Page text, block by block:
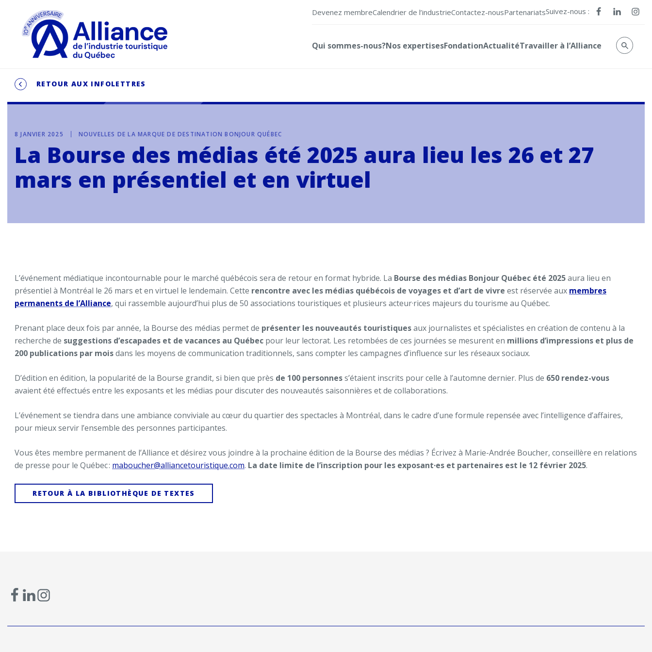
Devenez membreCalendrier de l’industrieContactez-nousPartenariatsSuivez-nous :
Qui sommes-nous?Nos expertisesFondationActualitéTravailler à l’Alliance
RETOUR AUX INFOLETTRES
8 JANVIER 2025 NOUVELLES DE LA MARQUE DE DESTINATION BONJOUR QUÉBEC
La Bourse des médias été 2025 aura lieu les 26 et 27
mars en présentiel et en virtuel
L’événement médiatique incontournable pour le marché québécois sera de retour en format hybride. La Bourse des médias Bonjour Québec été 2025aura lieu en
présentiel à Montréal le 26 mars et en virtuel le lendemain. Cette rencontre avec les médias québécois de voyages et d’art de vivre est réservée aux membres
permanents de l’Alliance, qui rassemble aujourd’hui plus de 50 associations touristiques et plusieurs acteur·rices majeurs du tourisme au Québec.
Prenant place deux fois par année, la Bourse des médias permet de présenter les nouveautés touristiquesaux journalistes et spécialistes en création de contenu à la
recherche de suggestions d’escapades et de vacances au Québec pour leur lectorat. Les retombées de ces journées se mesurent en millions d’impressions et plus de
200 publications par moisdans les moyens de communication traditionnels, sans compter les campagnes d’influence sur les réseaux sociaux.
D’édition en édition, la popularité de la Bourse grandit, si bien que près de 100 personness’étaient inscrits pour celle à l’automne dernier. Plus de 650 rendez-vous
avaient été effectués entre les exposants et les médias pour discuter des nouveautés saisonnières et de collaborations.
L’événement se tiendra dans une ambiance conviviale au cœur du quartier des spectacles à Montréal, dans le cadre d’une formule repensée avec l’intelligence d’affaires,
pour mieux servir l’ensemble des personnes participantes.
Vous êtes membre permanent de l’Alliance et désirez vous joindre à la prochaine édition de la Bourse des médias ? Écrivez à Marie-Andrée Boucher, conseillère en relations
de presse pour le Québec : maboucher@alliancetouristique.com. La date limite de l’inscription pour les exposant·es et partenaires est le 12 février 2025.
RETOUR À LA BIBLIOTHÈQUE DE TEXTES